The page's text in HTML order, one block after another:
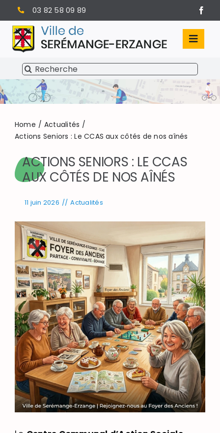
Passer
au
contenu
03 82 58 09 89
SÉRÉMANGE-ERZANGE
VIE MUNICIPALE
VIVRE À SERÉMANGE-ERZANGE
Rechercher:
Home
Actualités
Actions Seniors : Le CCAS aux côtés de nos aînés
ACTIONS SENIORS : LE CCAS
AUX CÔTÉS DE NOS AÎNÉS
11 juin 2026 // Actualités